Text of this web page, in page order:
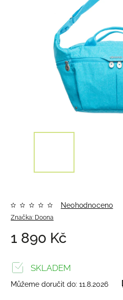
Značka: Doona
Neohodnoceno
1 890 Kč
SKLADEM
Můžeme doručit do: 11.8.2026